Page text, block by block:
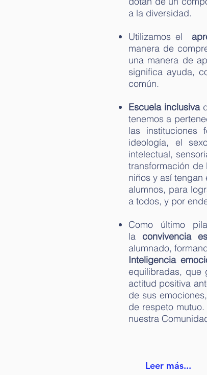
a la diversidad.
Utilizamos el
manera de
una manera de
significa ayuda,
común.
Escuela inclusiva
tenemos a
las instituciones
ideología, el
intelectual,
transformación
niños y así
alumnos, para
a todos, y por
Como último
la convivencia
alumnado,
Inteligencia
equilibradas, que
actitud positiva
de sus
de respeto
nuestra
Leer más...